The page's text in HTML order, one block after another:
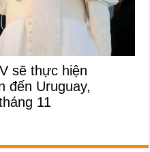
sẽ thực hiện
đến Uruguay,
11